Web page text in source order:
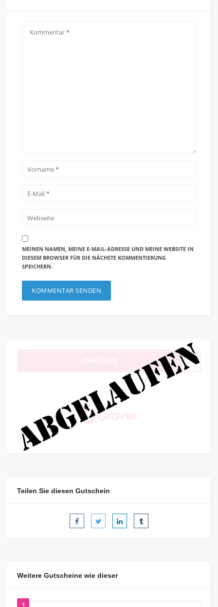
MEINEN NAMEN, MEINE E-MAIL-ADRESSE UND MEINE WEBSITE IN
DIESEM BROWSER FÜR DIE NÄCHSTE KOMMENTIERUNG
SPEICHERN.
Teilen Sie diesen Gutschein
Weitere Gutscheine wie dieser
1